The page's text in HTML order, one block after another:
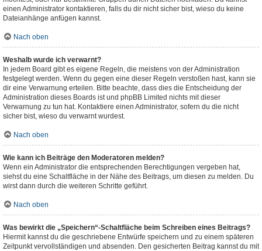
einen Administrator kontaktieren, falls du dir nicht sicher bist, wieso du keine
Dateianhänge anfügen kannst.
Nach oben
Weshalb wurde ich verwarnt?
In jedem Board gibt es eigene Regeln, die meistens von der Administration
festgelegt werden. Wenn du gegen eine dieser Regeln verstoßen hast, kann sie
dir eine Verwarnung erteilen. Bitte beachte, dass dies die Entscheidung der
Administration dieses Boards ist und phpBB Limited nichts mit dieser
Verwarnung zu tun hat. Kontaktiere einen Administrator, sofern du die nicht
sicher bist, wieso du verwarnt wurdest.
Nach oben
Wie kann ich Beiträge den Moderatoren melden?
Wenn ein Administrator die entsprechenden Berechtigungen vergeben hat,
siehst du eine Schaltfläche in der Nähe des Beitrags, um diesen zu melden. Du
wirst dann durch die weiteren Schritte geführt.
Nach oben
Was bewirkt die „Speichern“-Schaltfläche beim Schreiben eines Beitrags?
Hiermit kannst du die geschriebene Entwürfe speichern und zu einem späteren
Zeitpunkt vervollständigen und absenden. Den gesicherten Beitrag kannst du mit